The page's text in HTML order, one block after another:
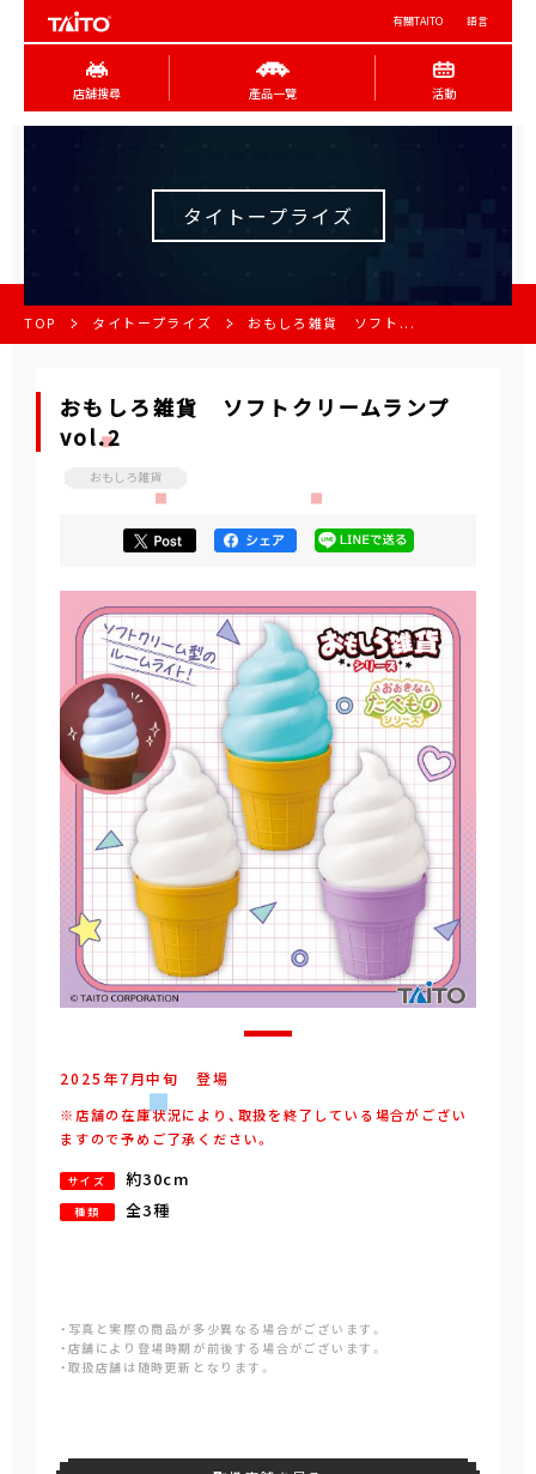
有關TAITO 語言
店舖搜尋 產品一覽 活動
タイトープライズ
TOP タイトープライズ おもしろ雑貨 ソフト...
おもしろ雑貨 ソフトクリームランプ
vol.2
おもしろ雑貨
2025年7月中旬 登場
※店舗の在庫状況により、取扱を終了している場合がござい
ますので予めご了承ください。
サイズ 約30cm
種類 全3種
・写真と実際の商品が多少異なる場合がございます。
・店舗により登場時期が前後する場合がございます。
・取扱店舗は随時更新となります。